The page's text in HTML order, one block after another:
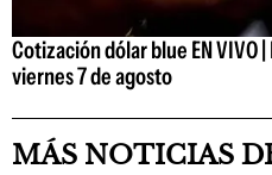
Cotización dólar blue EN VIVO
viernes 7 de agosto
MÁS NOTICIAS